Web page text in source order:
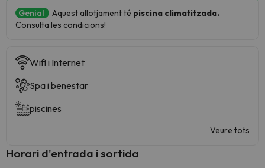
Genial Aquest allotjament té piscina climatitzada.
Consulta les condicions!
Wifi i Internet
Spa i benestar
piscines
Veure tots
Horari d'entrada i sortida